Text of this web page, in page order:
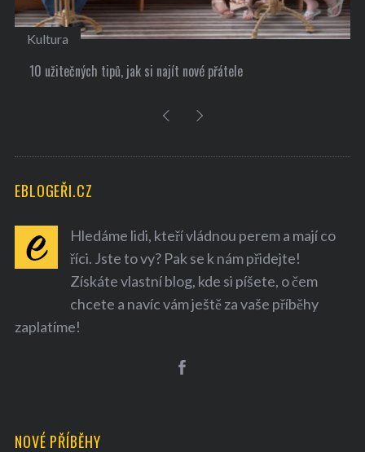
Kultura
10 užitečných tipů, jak si najít nové přátele
EBLOGEŘI.CZ
Hledáme lidi, kteří vládnou perem a mají co
říci. Jste to vy? Pak se k nám přidejte!
Získáte vlastní blog, kde si píšete, o čem
chcete a navíc vám ještě za vaše příběhy
zaplatíme!
NOVÉ PŘÍBĚHY